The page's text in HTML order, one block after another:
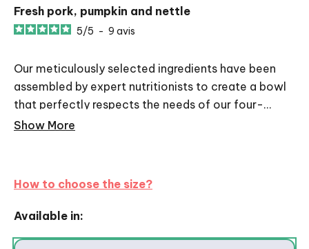
Fresh pork, pumpkin and nettle
5/5 - 9 avis
Our meticulously selected ingredients have been
assembled by expert nutritionists to create a bowl
that perfectly respects the needs of our four-
legged friends. Paper bag with a 100% recyclable
Show More
How to choose the size?
Available in: